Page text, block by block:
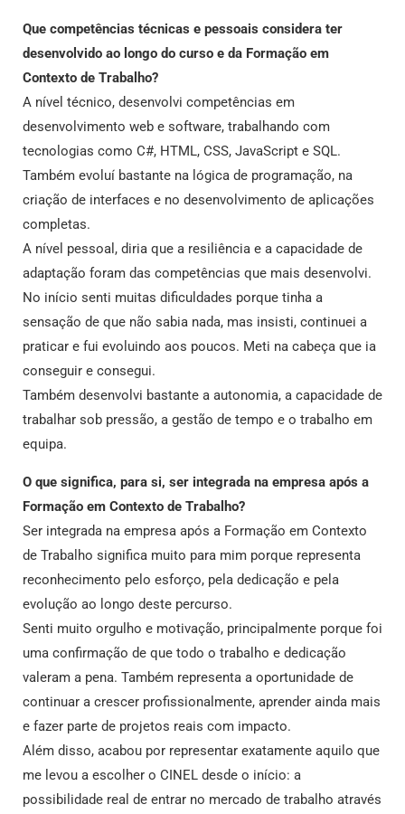
Que competências técnicas e pessoais considera ter
desenvolvido ao longo do curso e da Formação em
Contexto de Trabalho?
A nível técnico, desenvolvi competências em
desenvolvimento web e software, trabalhando com
tecnologias como C#, HTML, CSS, JavaScript e SQL.
Também evoluí bastante na lógica de programação, na
criação de interfaces e no desenvolvimento de aplicações
completas.
A nível pessoal, diria que a resiliência e a capacidade de
adaptação foram das competências que mais desenvolvi.
No início senti muitas dificuldades porque tinha a
sensação de que não sabia nada, mas insisti, continuei a
praticar e fui evoluindo aos poucos. Meti na cabeça que ia
conseguir e consegui.
Também desenvolvi bastante a autonomia, a capacidade de
trabalhar sob pressão, a gestão de tempo e o trabalho em
equipa.
O que significa, para si, ser integrada na empresa após a
Formação em Contexto de Trabalho?
Ser integrada na empresa após a Formação em Contexto
de Trabalho significa muito para mim porque representa
reconhecimento pelo esforço, pela dedicação e pela
evolução ao longo deste percurso.
Senti muito orgulho e motivação, principalmente porque foi
uma confirmação de que todo o trabalho e dedicação
valeram a pena. Também representa a oportunidade de
continuar a crescer profissionalmente, aprender ainda mais
e fazer parte de projetos reais com impacto.
Além disso, acabou por representar exatamente aquilo que
me levou a escolher o CINEL desde o início: a
possibilidade real de entrar no mercado de trabalho através